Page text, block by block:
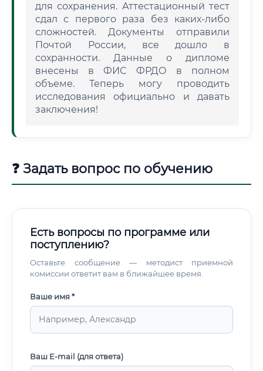
для сохранения. Аттестационный тест
сдал с первого раза без каких-либо
сложностей. Документы отправили
Почтой России, все дошло в
сохранности. Данные о дипломе
внесены в ФИС ФРДО в полном
объеме. Теперь могу проводить
исследования официально и давать
заключения!
❓ Задать вопрос по обучению
Есть вопросы по программе или
поступлению?
Оставьте сообщение — методист приемной
комиссии ответит вам в ближайшее время.
Ваше имя *
Ваш E-mail (для ответа)